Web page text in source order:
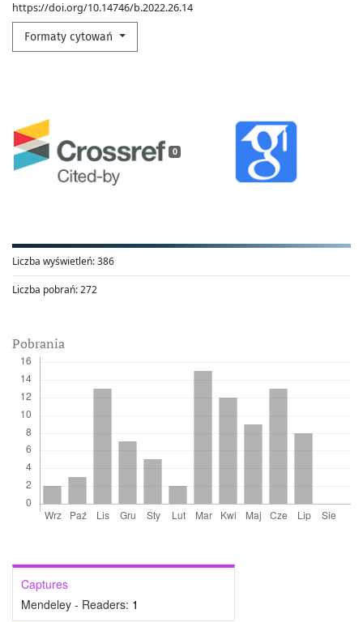
https://doi.org/10.14746/b.2022.26.14
Formaty cytowań
0
Liczba wyświetleń:386
Liczba pobrań:272
Pobrania
Captures
Mendeley - Readers: 1